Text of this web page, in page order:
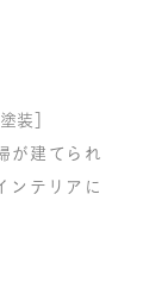
装］
が建てられ
ンテリアに